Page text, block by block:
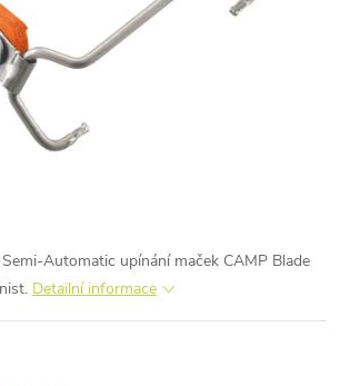
Automatic upínání maček CAMP Blade
Detailní informace